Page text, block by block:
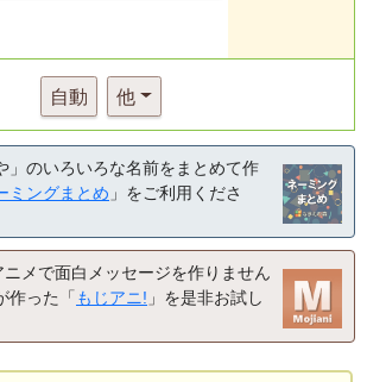
自動 他
」のいろいろな名前をまとめて作
ミングまとめ 」をご利用くださ
ニメで面白メッセージを作りません
作った「 もじアニ! 」を是非お試し